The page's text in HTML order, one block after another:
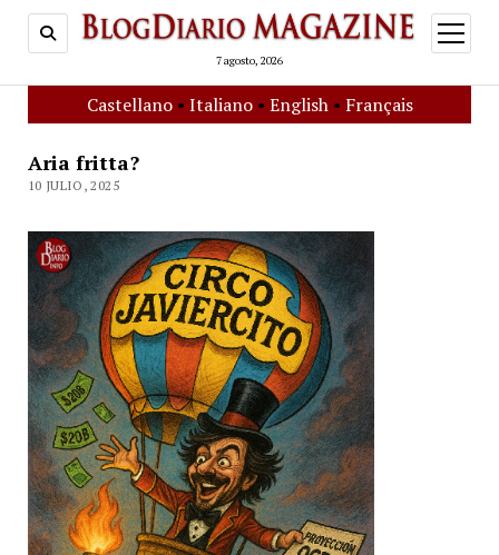
7 agosto, 2026
open
menu
Castellano• Italiano• English• Français
Aria fritta?
10 JULIO, 2025